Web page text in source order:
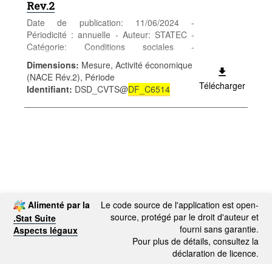
Rev.2
Date de publication: 11/06/2024 -
Périodicité : annuelle - Auteur: STATEC -
Catégorie: Conditions sociales -
Enseignement et formation - formation
continue - Mots-clés: enseignement et
formation
Dimensions: Mesure, Activité économique
(NACE Rév.2), Période
Identifiant: DSD_CVTS@DF_C6514 Télécharger
Alimenté par la
.Stat Suite
Aspects légaux
Le code source de l'application est open-
source, protégé par le droit d'auteur et
fourni sans garantie.
Pour plus de détails, consultez la
déclaration de licence.